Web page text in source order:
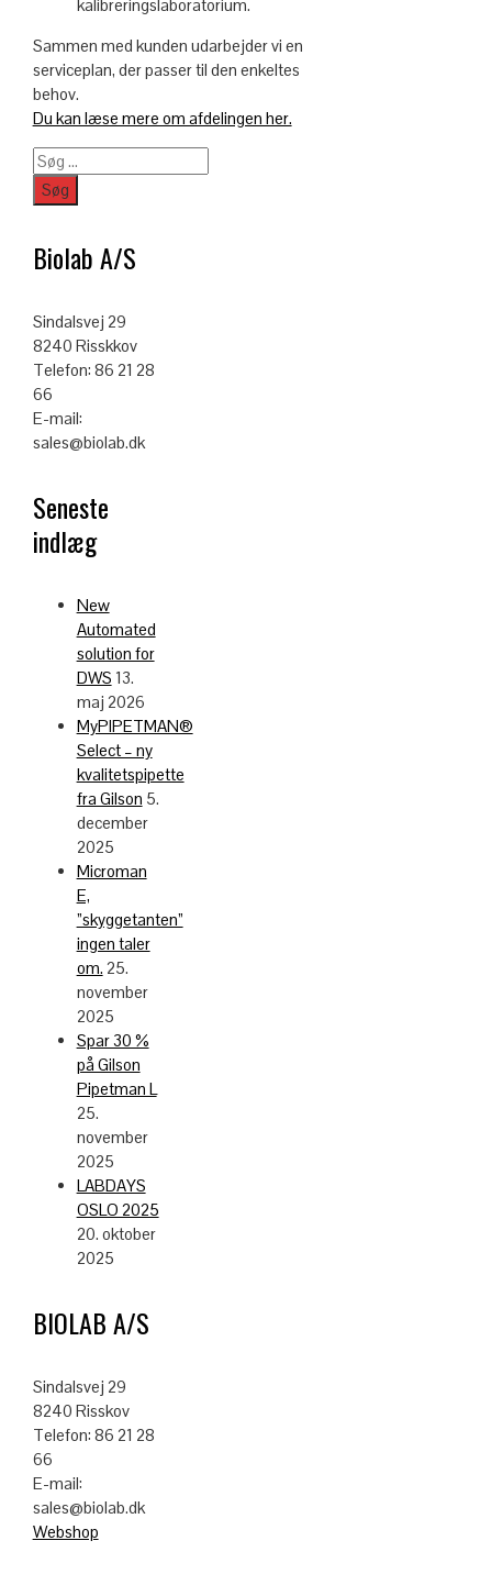
kalibreringslaboratorium.
Sammen med kunden udarbejder vi en
serviceplan, der passer til den enkeltes
behov.
Du kan læse mere om afdelingen her.
Søg
efter:
Biolab A/S
Sindalsvej 29
8240 Risskkov
Telefon: 86 21 28
66
E-mail:
sales@biolab.dk
Seneste
indlæg
New
Automated
solution for
DWS 13.
maj 2026
MyPIPETMAN®
Select – ny
kvalitetspipette
fra Gilson 5.
december
2025
Microman
E,
”skyggetanten”
ingen taler
om. 25.
november
2025
Spar 30 %
på Gilson
Pipetman L
25.
november
2025
LABDAYS
OSLO 2025
20. oktober
2025
BIOLAB A/S
Sindalsvej 29
8240 Risskov
Telefon: 86 21 28
66
E-mail:
sales@biolab.dk
Webshop